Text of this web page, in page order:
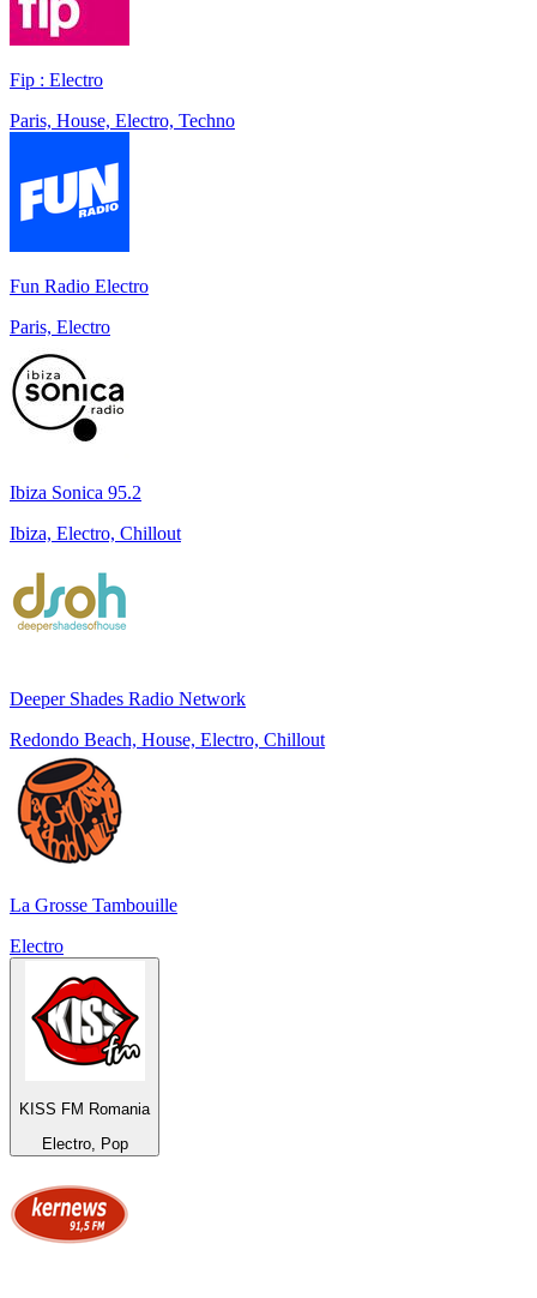
Fip : Electro
Paris, House, Electro, Techno
Fun Radio Electro
Paris, Electro
Ibiza Sonica 95.2
Ibiza, Electro, Chillout
Deeper Shades Radio Network
Redondo Beach, House, Electro, Chillout
La Grosse Tambouille
Electro
KISS FM Romania
Electro, Pop